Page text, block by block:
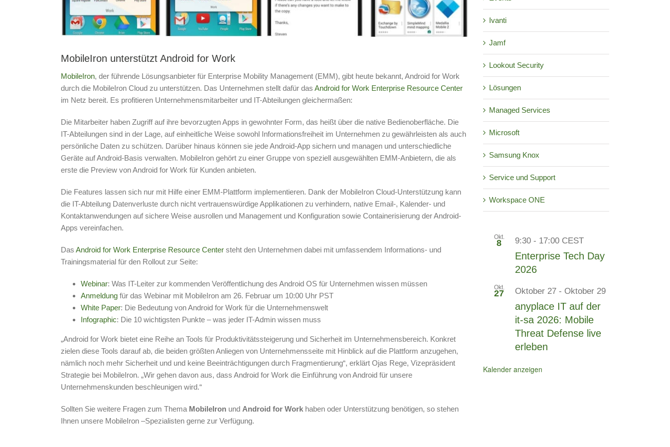
MobileIron unterstützt Android for Work
MobileIron, der führende Lösungsanbieter für Enterprise Mobility Management (EMM), gibt heute bekannt, Android for Work
durch die MobileIron Cloud zu unterstützen. Das Unternehmen stellt dafür das Android for Work Enterprise Resource Center
im Netz bereit. Es profitieren Unternehmensmitarbeiter und IT-Abteilungen gleichermaßen:
Die Mitarbeiter haben Zugriff auf ihre bevorzugten Apps in gewohnter Form, das heißt über die native Bedienoberfläche. Die
IT-Abteilungen sind in der Lage, auf einheitliche Weise sowohl Informationsfreiheit im Unternehmen zu gewährleisten als auch
persönliche Daten zu schützen. Darüber hinaus können sie jede Android-App sichern und managen und unterschiedliche
Geräte auf Android-Basis verwalten. MobileIron gehört zu einer Gruppe von speziell ausgewählten EMM-Anbietern, die als
erste die Preview von Android for Work für Kunden anbieten.
Die Features lassen sich nur mit Hilfe einer EMM-Plattform implementieren. Dank der MobileIron Cloud-Unterstützung kann
die IT-Abteilung Datenverluste durch nicht vertrauenswürdige Applikationen zu verhindern, native Email-, Kalender- und
Kontaktanwendungen auf sichere Weise ausrollen und Management und Konfiguration sowie Containerisierung der Android-
Apps vereinfachen.
Das Android for Work Enterprise Resource Center steht den Unternehmen dabei mit umfassendem Informations- und
Trainingsmaterial für den Rollout zur Seite:
Webinar: Was IT-Leiter zur kommenden Veröffentlichung des Android OS für Unternehmen wissen müssen
Anmeldung für das Webinar mit MobileIron am 26. Februar um 10:00 Uhr PST
White Paper: Die Bedeutung von Android for Work für die Unternehmenswelt
Infographic: Die 10 wichtigsten Punkte – was jeder IT-Admin wissen muss
„Android for Work bietet eine Reihe an Tools für Produktivitätssteigerung und Sicherheit im Unternehmensbereich. Konkret
zielen diese Tools darauf ab, die beiden größten Anliegen von Unternehmensseite mit Hinblick auf die Plattform anzugehen,
nämlich noch mehr Sicherheit und und keine Beeinträchtigungen durch Fragmentierung“, erklärt Ojas Rege, Vizepräsident
Strategie bei MobileIron. „Wir gehen davon aus, dass Android for Work die Einführung von Android für unsere
Unternehmenskunden beschleunigen wird.“
Sollten Sie weitere Fragen zum Thema MobileIron und Android for Work haben oder Unterstützung benötigen, so stehen
Ihnen unsere MobileIron –Spezialisten gerne zur Verfügung.
Ivanti
Jamf
Lookout Security
Lösungen
Managed Services
Microsoft
Samsung Knox
Service und Support
Workspace ONE
Okt.
8 9:30 - 17:00 CEST
Enterprise Tech Day
2026
Okt.
27 Oktober 27 - Oktober 29
anyplace IT auf der
it-sa 2026: Mobile
Threat Defense live
erleben
Kalender anzeigen